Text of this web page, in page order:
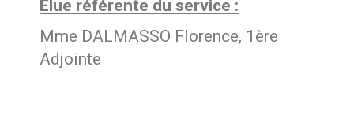
Elue référente du service :
Mme DALMASSO Florence, 1ère
Adjointe